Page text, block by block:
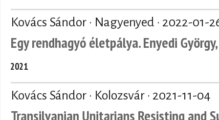
Kovács Sándor · Nagyenyed · 2022-01-
Egy rendhagyó életpálya. Enyedi
2021
Kovács Sándor · Kolozsvár · 2021-11-04
Transilvanian Unitarians Resisting and